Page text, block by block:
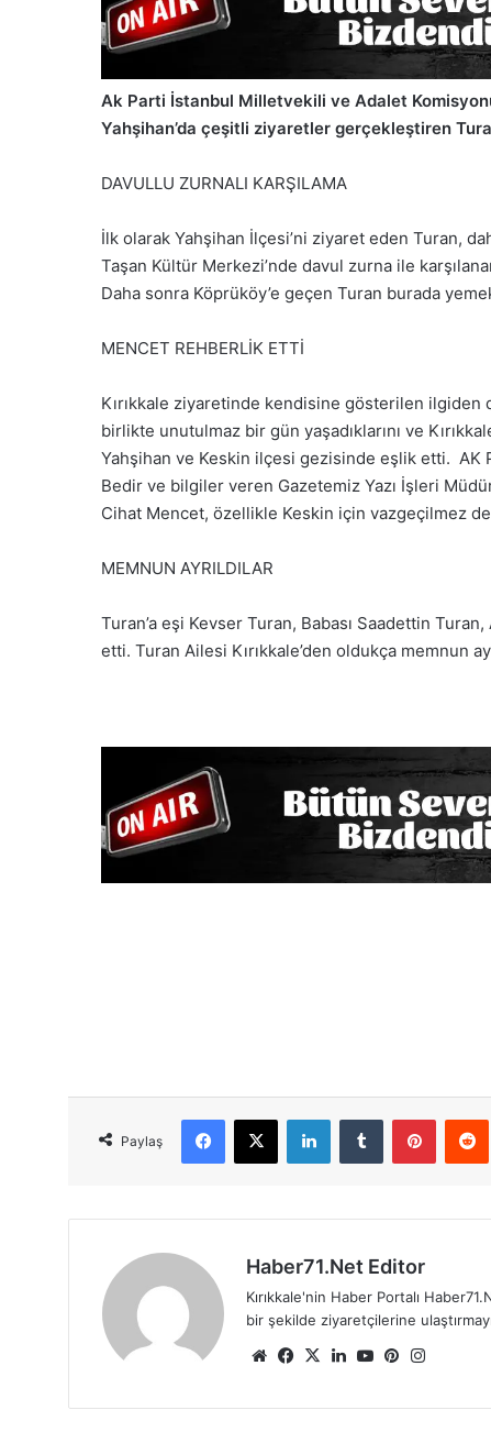
Ak Parti İstanbul Milletvekili ve Adalet
Yahşihan’da çeşitli ziyaretler gerçekleştiren
DAVULLU ZURNALI KARŞILAMA
İlk olarak Yahşihan İlçesi’ni ziyaret eden Turan,
Taşan Kültür Merkezi’nde davul zurna ile
Daha sonra Köprüköy’e geçen Turan burada
MENCET REHBERLİK ETTİ
Kırıkkale ziyaretinde kendisine gösterilen
birlikte unutulmaz bir gün yaşadıklarını ve
Yahşihan ve Keskin ilçesi gezisinde eşlik etti. AK
Bedir ve bilgiler veren Gazetemiz Yazı İşleri
Cihat Mencet, özellikle Keskin için vazgeçilmez
MEMNUN AYRILDILAR
Turan’a eşi Kevser Turan, Babası Saadettin
etti. Turan Ailesi Kırıkkale’den oldukça memnun
Paylaş
Haber71.Net Editor
Kırıkkale'nin Haber Portalı
bir şekilde ziyaretçilerine
We
sit
Fa
bo
X
Lin
dIn
Yo
ub
Pin
est ra